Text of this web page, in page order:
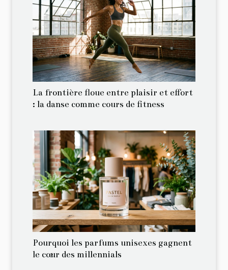
La frontière floue entre plaisir et effort
: la danse comme cours de fitness
Pourquoi les parfums unisexes gagnent
le cœur des millennials